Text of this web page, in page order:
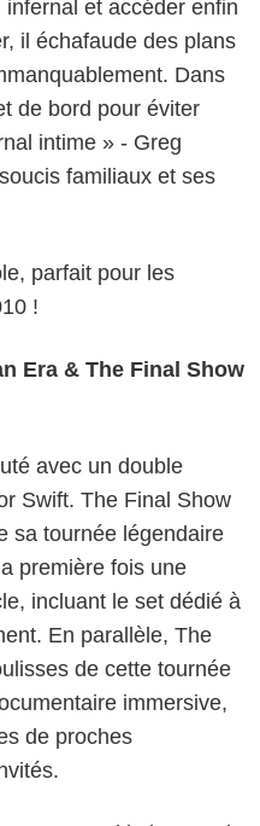
et accéder enfin
il échafaude des plans
Dans
de bord pour éviter
intime » - Greg
familiaux et ses
parfait pour les
!
Era & The Final Show
avec un double
Swift. The Final Show
sa tournée légendaire
première fois une
incluant le set dédié à
En parallèle, The
de cette tournée
immersive,
de proches